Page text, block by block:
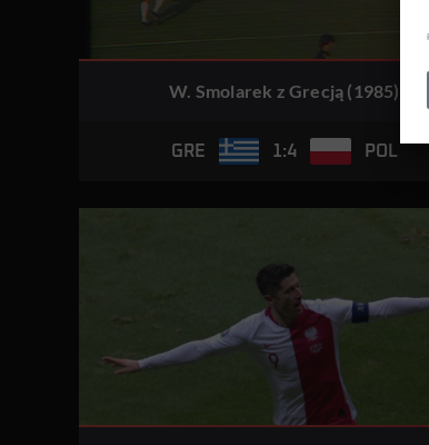
W. Smolarek z Grecją (1985)
GRE 1:4 POL